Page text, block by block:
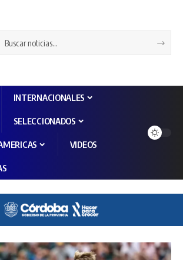
INTERNACIONALES
SELECCIONADOS
VIDEOS